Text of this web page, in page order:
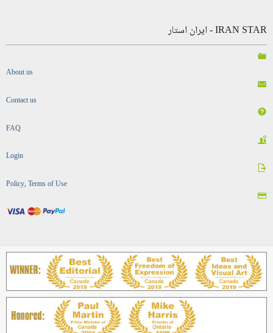
IRAN STAR - ایران استار
About us
Contact us
FAQ
Login
Policy, Terms of Use